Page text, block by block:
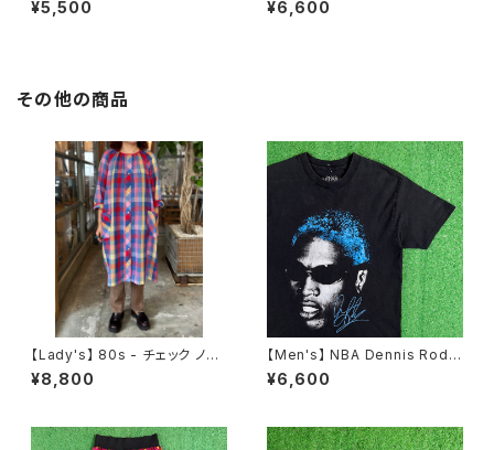
0年代 ティーシャツ T-Shirt 古
¥5,500
レディース 総柄 2266
¥6,600
その他の商品
【Lady's】 80s - チェック ノー
カラー シャツ ワンピース / アメ
リカ製 USA製 80年代 古着 レ
¥8,800
【Men's】 NBA Dennis Rodm
an オフィシャル Tシャツ / ティ
ーシャツ T-Shirt 古着 ロッドマ
¥6,600